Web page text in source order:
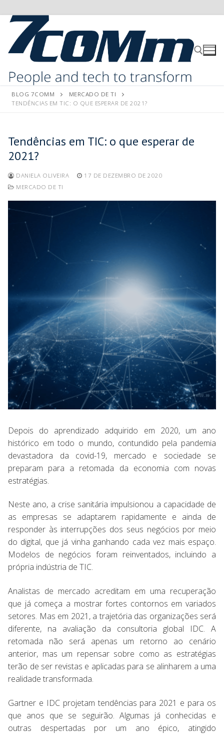
BLOG 7COMM
MERCADO DE TI
TENDÊNCIAS EM TIC: O QUE ESPERAR DE 2021?
Tendências em TIC: o que esperar de
2021?
DANIELA OLIVEIRA
17 DE DEZEMBRO DE 2020
MERCADO DE TI
Depois do aprendizado adquirido em 2020, um ano
histórico em todo o mundo, contundido pela pandemia
devastadora da covid-19, mercado e sociedade se
preparam para a retomada da economia com novas
estratégias.
Neste ano, a crise sanitária impulsionou a capacidade de
as empresas se adaptarem rapidamente e ainda de
responder às interrupções dos seus negócios por meio
do digital, que já vinha ganhando cada vez mais espaço.
Modelos de negócios foram reinventados, incluindo a
própria indústria de TIC.
Analistas de mercado acreditam em uma recuperação
que já começa a mostrar fortes contornos em variados
setores. Mas em 2021, a trajetória das organizações será
diferente, na avaliação da consultoria global IDC. A
retomada não será apenas um retorno ao cenário
anterior, mas um repensar sobre como as estratégias
terão de ser revistas e aplicadas para se alinharem a uma
realidade transformada.
Gartner e IDC projetam tendências para 2021 e para os
que anos que se seguirão. Algumas já conhecidas e
outras despertadas por um ano épico, atingido